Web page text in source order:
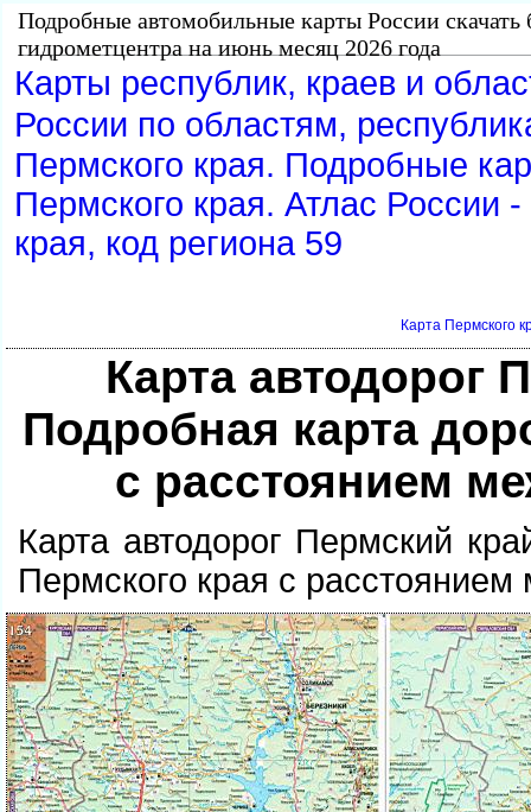
Подробные автомобильные карты России скачать
идрометцентра на июнь месяц 2026 года
Карты республик, краев и
России по областям,
Пермского края. Подробные
Пермского края. Атлас России
края, код региона 59
Карта Пермского
Карта автодорог
Подробная карта
с расстоянием
Карта автодорог Пермский
Пермского края с